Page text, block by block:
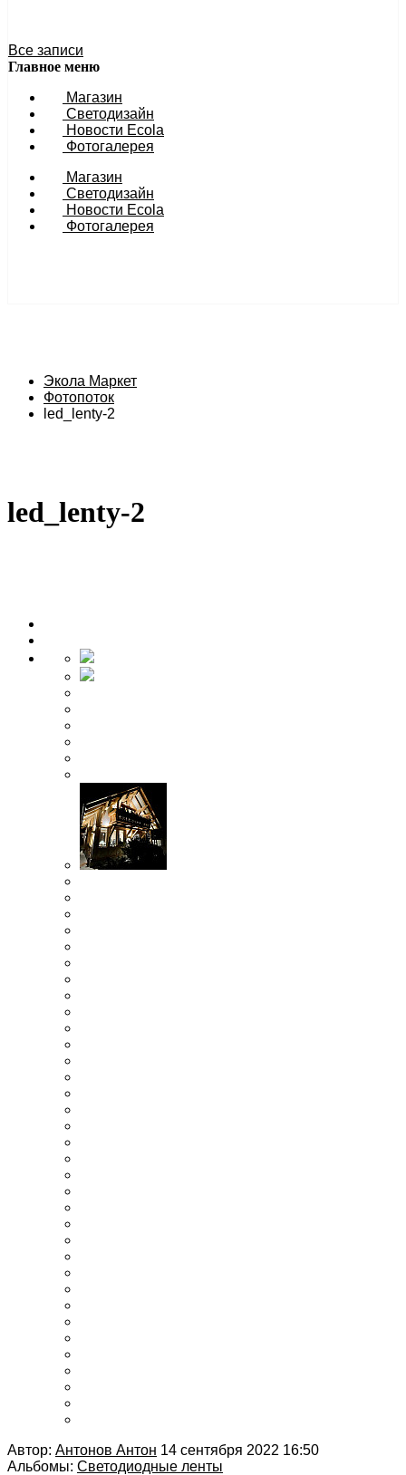
Все записи
Главное меню
Магазин
Светодизайн
Новости Ecola
Фотогалерея
Магазин
Светодизайн
Новости Ecola
Фотогалерея
Экола Маркет
Фотопоток
led_lenty-2
led_lenty-2
Автор: Антонов Антон 14 сентября 2022 16:50
Альбомы: Светодиодные ленты